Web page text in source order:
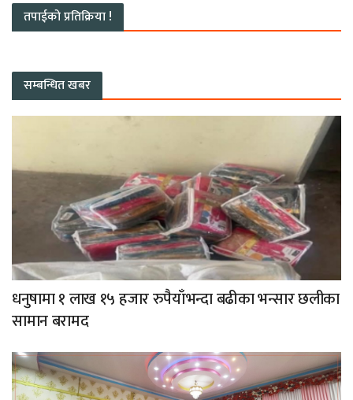
तपाईको प्रतिक्रिया !
सम्बन्धित खबर
धनुषामा १ लाख १५ हजार रुपैयाँभन्दा बढीका भन्सार छलीका
सामान बरामद